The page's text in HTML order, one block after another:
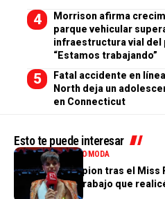
Morrison afirma
parque vehicular
infraestructura vial del
“Estamos trabajando”
Fatal accidente en
North deja un
en Connecticut
Esto te puede interesar
ENTRETENIMIENTOMODA
Valentina Campion tras el Miss
orgullosa del trabajo que